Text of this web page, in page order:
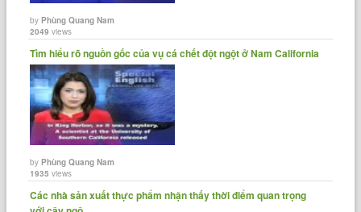
byPhùng Quang Nam
2049 views
Tìm hiểu rõ nguồn gốc của vụ cá chết đột ngột ở Nam California
byPhùng Quang Nam
1935 views
Các nhà sản xuất thực phẩm nhận thấy thời điểm quan trọng